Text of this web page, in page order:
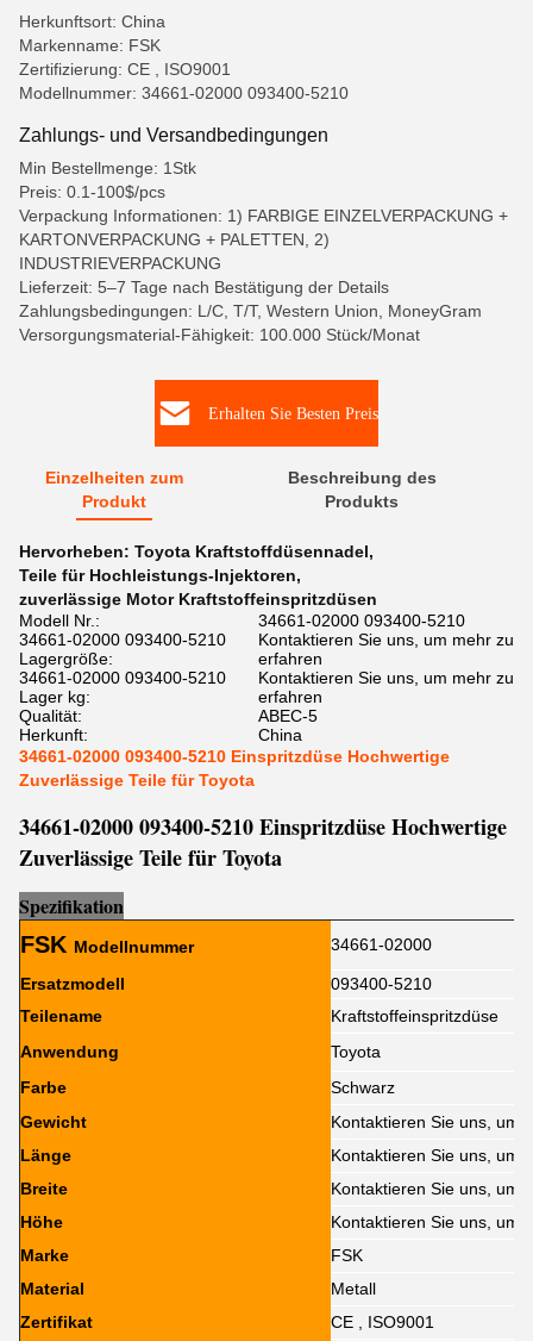
Herkunftsort: China
Markenname: FSK
Zertifizierung: CE , ISO9001
Modellnummer: 34661-02000 093400-5210
Zahlungs- und Versandbedingungen
Min Bestellmenge: 1Stk
Preis: 0.1-100$/pcs
Verpackung Informationen: 1) FARBIGE EINZELVERPACKUNG +
KARTONVERPACKUNG + PALETTEN, 2)
INDUSTRIEVERPACKUNG
Lieferzeit: 5–7 Tage nach Bestätigung der Details
Zahlungsbedingungen: L/C, T/T, Western Union, MoneyGram
Versorgungsmaterial-Fähigkeit: 100.000 Stück/Monat
Erhalten Sie Besten Preis
Einzelheiten zum
Produkt
Beschreibung des
Produkts
Hervorheben: Toyota Kraftstoffdüsennadel,
Teile für Hochleistungs-Injektoren,
zuverlässige Motor Kraftstoffeinspritzdüsen
Modell Nr.:
34661-02000 093400-5210
34661-02000 093400-5210
Lagergröße:
Kontaktieren Sie uns, um mehr zu
erfahren
34661-02000 093400-5210
Lager kg:
Kontaktieren Sie uns, um mehr zu
erfahren
Qualität:
ABEC-5
Herkunft:
China
34661-02000 093400-5210 Einspritzdüse Hochwertige
Zuverlässige Teile für Toyota
34661-02000 093400-5210 Einspritzdüse Hochwertige
Zuverlässige Teile für Toyota
Spezifikation
FSK Modellnummer 34661-02000
Ersatzmodell
093400-5210
Teilename
Kraftstoffeinspritzdüse
Anwendung
Toyota
Farbe
Schwarz
Gewicht
Kontaktieren Sie uns, um
Länge
Kontaktieren Sie uns, um
Breite
Kontaktieren Sie uns, um
Höhe
Kontaktieren Sie uns, um
Marke
FSK
Material
Metall
Zertifikat
CE , ISO9001